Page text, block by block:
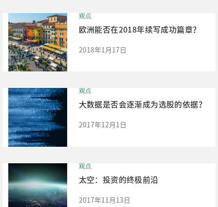
观点
欧洲能否在2018年续写成功篇章？
2018年1月17日
观点
大数据是否会逐渐成为选股的依据？
2017年12月1日
观点
太空：投资的终极前沿
2017年11月13日